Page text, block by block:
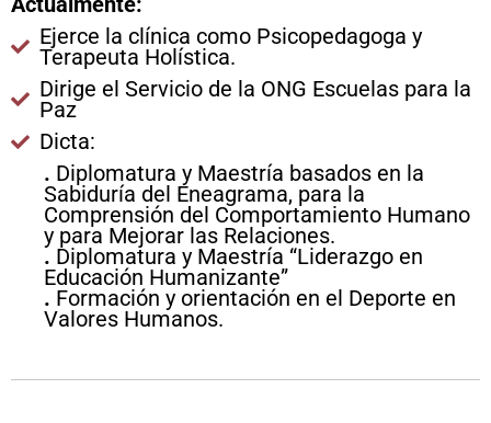
Ejerce la clínica como Psicopedagoga y
Terapeuta Holística.
Dirige el Servicio de la ONG Escuelas para la
Paz
Dicta:
. Diplomatura y Maestría basados en la
Sabiduría del Eneagrama, para la
Comprensión del Comportamiento Humano
y para Mejorar las Relaciones.
. Diplomatura y Maestría “Liderazgo en
Educación Humanizante”
. Formación y orientación en el Deporte en
Valores Humanos.